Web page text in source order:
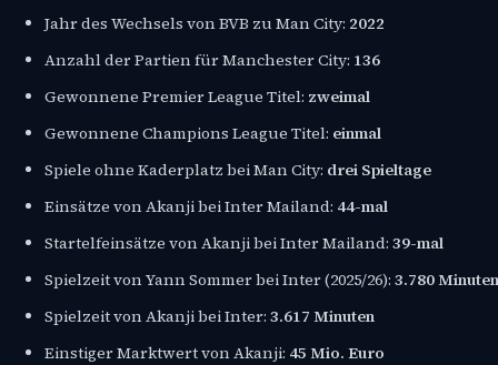
Jahr des Wechsels von BVB zu Man City: 2022
Anzahl der Partien für Manchester City: 136
Gewonnene Premier League Titel: zweimal
Gewonnene Champions League Titel: einmal
Spiele ohne Kaderplatz bei Man City: drei Spieltage
Einsätze von Akanji bei Inter Mailand: 44-mal
Startelfeinsätze von Akanji bei Inter Mailand: 39-mal
Spielzeit von Yann Sommer bei Inter (2025/26): 3.780 Minuten
Spielzeit von Akanji bei Inter: 3.617 Minuten
Einstiger Marktwert von Akanji: 45 Mio. Euro